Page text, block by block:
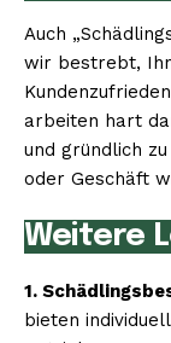
Auch
wir bestrebt,
arbeiten hart
und gründlich
oder Geschäft
Weitere
1.
bieten